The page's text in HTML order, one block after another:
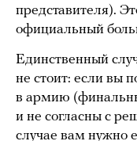
представителя).
официальный
Единственный
не стоит: если вы
в армию
и не согласны с
случае вам нужно